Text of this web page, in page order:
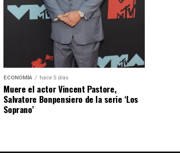
ECONOMÍA hace 5 días
Muere el actor Vincent Pastore,
Salvatore Bonpensiero de la serie ‘Los
Soprano’